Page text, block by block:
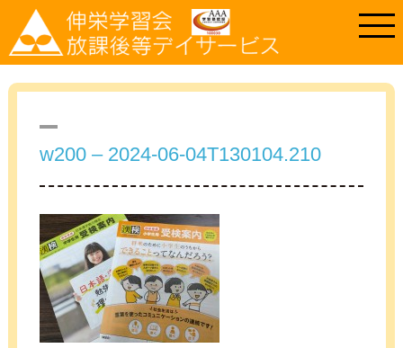
w200 – 2024-06-04T130104.210